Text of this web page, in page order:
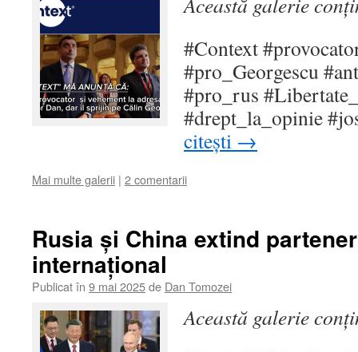
#Context
#pro_Georgescu
#pro_rus
#drept_la_opinie
citești →
Mai multe galerii | 2 comentarii
Rusia și China extind
internațional
Publicat în 9 mai 2025de Dan Tomozei
Această galerie